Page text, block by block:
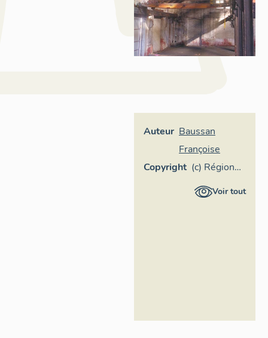
Auteur Baussan
Françoise
Copyright (c) Région
Provence-Voir tout